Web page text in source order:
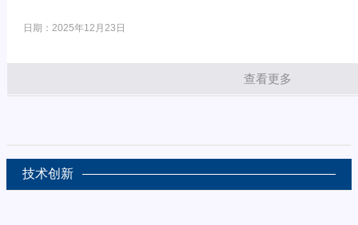
日期：2025年12月23日
查看更多
技术创新